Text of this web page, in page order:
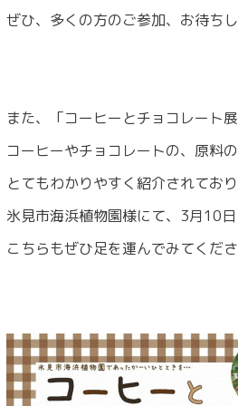
ぜひ、多くの方のご参加、お待ち
また、「コーヒーとチョコレート
コーヒーやチョコレートの、原料
とてもわかりやすく紹介されてお
氷見市海浜植物園様にて、3月10
こちらもぜひ足を運んでみてくだ